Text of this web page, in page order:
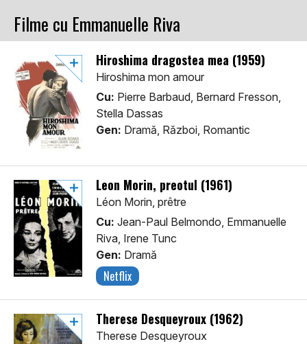
Filme cu Emmanuelle Riva
Hiroshima dragostea mea (1959)
Hiroshima mon amour
Cu: Pierre Barbaud, Bernard Fresson,
Stella Dassas
Gen: Dramă, Război, Romantic
Leon Morin, preotul (1961)
Léon Morin, prêtre
Cu: Jean-Paul Belmondo, Emmanuelle
Riva, Irene Tunc
Gen: Dramă
Netflix
Therese Desqueyroux (1962)
Therese Desqueyroux